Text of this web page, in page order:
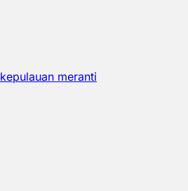
kepulauan meranti